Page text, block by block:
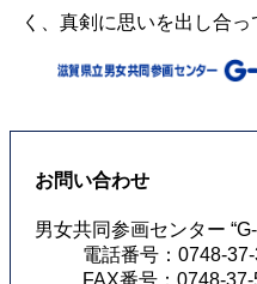
く、真剣に思いを出し合っ
お問い合わせ
男女共同参画センター
電話番号：0748-